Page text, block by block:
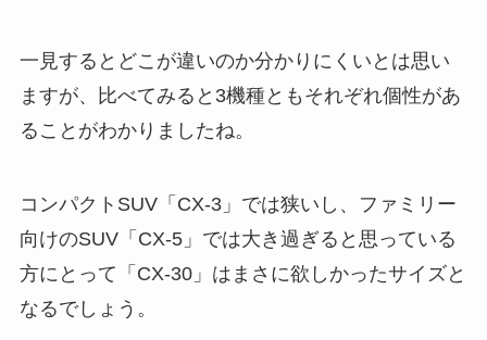
一見するとどこが違いのか分かりにくいとは思い
ますが、比べてみると3機種ともそれぞれ個性があ
ることがわかりましたね。
コンパクトSUV「CX-3」では狭いし、ファミリー
向けのSUV「CX-5」では大き過ぎると思っている
方にとって「CX-30」はまさに欲しかったサイズと
なるでしょう。